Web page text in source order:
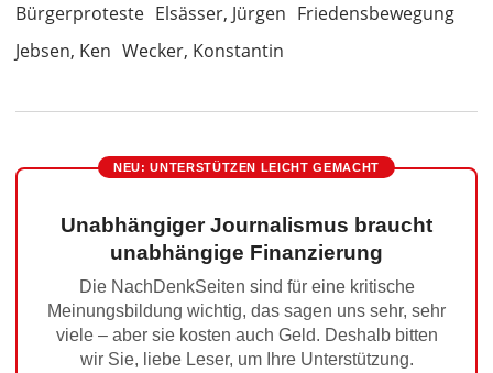
Bürgerproteste Elsässer, Jürgen Friedensbewegung
Jebsen, Ken Wecker, Konstantin
NEU: UNTERSTÜTZEN LEICHT GEMACHT
Unabhängiger Journalismus braucht
unabhängige Finanzierung
Die NachDenkSeiten sind für eine kritische
Meinungsbildung wichtig, das sagen uns sehr, sehr
viele – aber sie kosten auch Geld. Deshalb bitten
wir Sie, liebe Leser, um Ihre Unterstützung.